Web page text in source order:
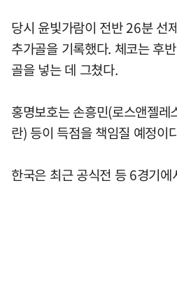
당시 윤빛가람이 전반 26분 선
추가골을 기록했다. 체코는 후
골을 넣는 데 그쳤다.
홍명보호는 손흥민(로스앤젤레
란) 등이 득점을 책임질 예정이
한국은 최근 공식전 등 6경기